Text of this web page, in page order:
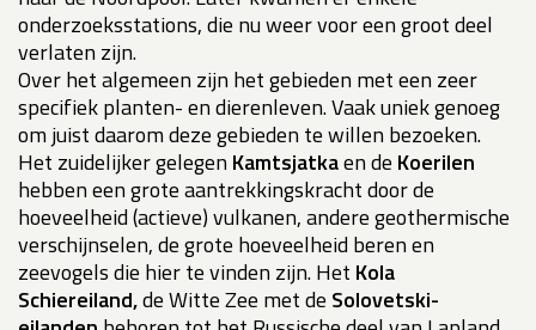
onderzoeksstations, die nu weer voor een groot deel
verlaten zijn.
Over het algemeen zijn het gebieden met een zeer
specifiek planten- en dierenleven. Vaak uniek genoeg
om juist daarom deze gebieden te willen bezoeken.
Het zuidelijker gelegen Kamtsjatkaen de Koerilen
hebben een grote aantrekkingskracht door de
hoeveelheid (actieve) vulkanen, andere geothermische
verschijnselen, de grote hoeveelheid beren en
zeevogels die hier te vinden zijn. Het Kola
Schiereiland,de Witte Zee met de Solovetski-